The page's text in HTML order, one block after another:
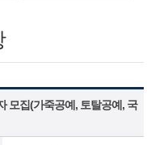
모집(가죽공예, 토탈공예, 국